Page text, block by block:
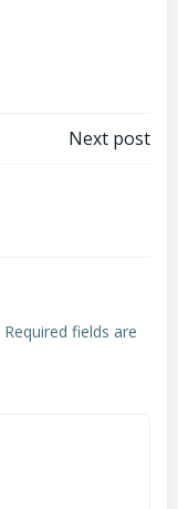
Next post
Required fields are